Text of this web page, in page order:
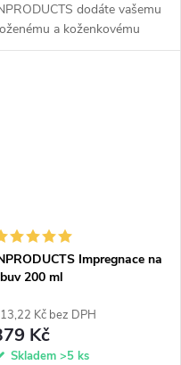
dodáte vašemu
a koženkovému
veškerou péči. Díky
Impregnace na
200 ml
Kč bez DPH
Kč
Skladem >5 ks